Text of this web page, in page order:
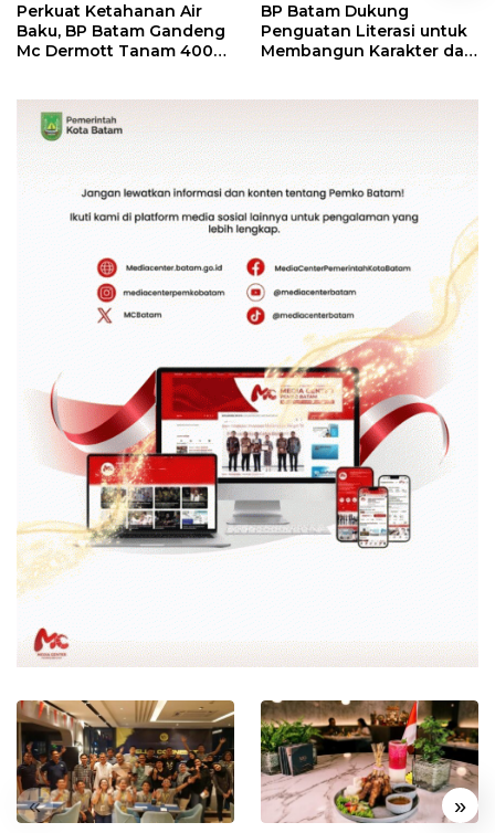
Perkuat Ketahanan Air
Baku, BP Batam Gandeng
Mc Dermott Tanam 400
BP Batam Dukung
Penguatan Literasi untuk
Membangun Karakter dan
« »